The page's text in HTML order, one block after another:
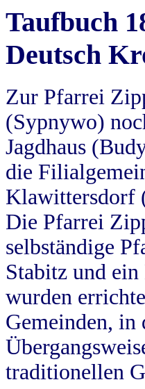
Taufbuch
Deutsch
Zur Pfarrei
(Sypnywo)
Jagdhaus
die
Klawittersdorf
Die Pfarrei
selbständige
Stabitz und
wurden
Gemeinden, in
traditionellen